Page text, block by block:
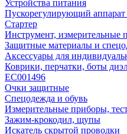
Устройства питания
Пускорегулирующий
Стартер
Инструмент, измерительные
Защитные материалы и
Аксессуары для
Коврики, перчатки, боты
EC001496
Очки защитные
Спецодежда и обувь
Измерительные приборы,
Зажим-крокодил, щупы
Искатель скрытой проводки